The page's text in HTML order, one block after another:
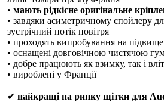
• мають рідкісне оригінальне
• завдяки асиметричному спойлеру
зустрічний потік повітря
• проходять випробування на
• оснащені довговічною чистячою
• добре працюють як взимку, так і
• вироблені у Франції
✔ найкращі на ринку щітки для